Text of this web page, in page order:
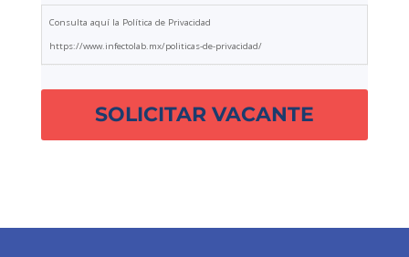
Consulta aquí la Política de Privacidad
https://www.infectolab.mx/politicas-de-privacidad/